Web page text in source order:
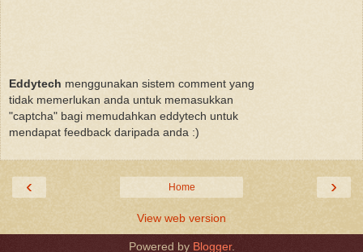
Eddytech menggunakan sistem comment yang
tidak memerlukan anda untuk memasukkan
"captcha" bagi memudahkan eddytech untuk
mendapat feedback daripada anda :)
‹ ›
Home
View web version
Powered by Blogger.